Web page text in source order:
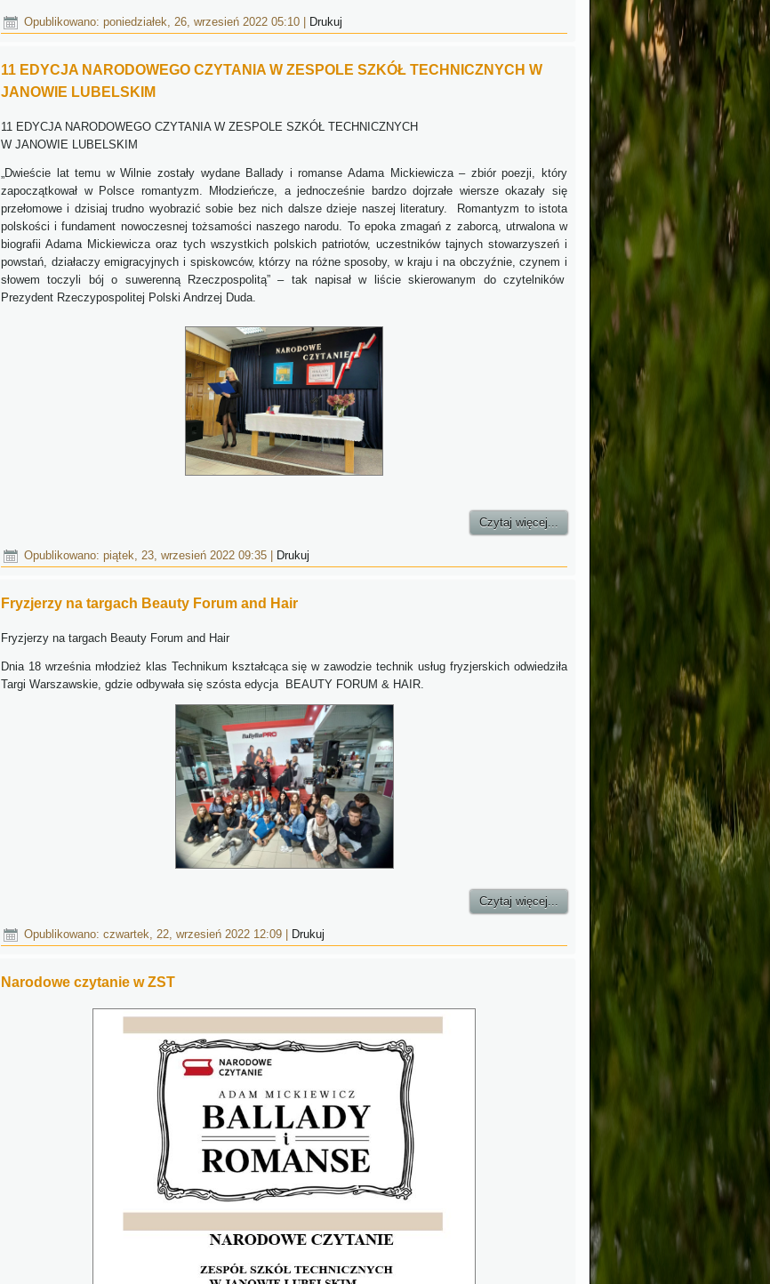
Opublikowano: poniedziałek, 26, wrzesień 2022 05:10 Drukuj
11 EDYCJA NARODOWEGO CZYTANIA W ZESPOLE SZKÓŁ TECHNICZNYCH W
JANOWIE LUBELSKIM
11 EDYCJA NARODOWEGO CZYTANIA W ZESPOLE SZKÓŁ TECHNICZNYCH
W JANOWIE LUBELSKIM
„Dwieście lat temu w Wilnie zostały wydane Ballady i romanse Adama Mickiewicza – zbiór poezji, który
zapoczątkował w Polsce romantyzm. Młodzieńcze, a jednocześnie bardzo dojrzałe wiersze okazały się
przełomowe i dzisiaj trudno wyobrazić sobie bez nich dalsze dzieje naszej literatury. Romantyzm to istota
polskości i fundament nowoczesnej tożsamości naszego narodu. To epoka zmagań z zaborcą, utrwalona w
biografii Adama Mickiewicza oraz tych wszystkich polskich patriotów, uczestników tajnych stowarzyszeń i
powstań, działaczy emigracyjnych i spiskowców, którzy na różne sposoby, w kraju i na obczyźnie, czynem i
słowem toczyli bój o suwerenną Rzeczpospolitą” – tak napisał w liście skierowanym do czytelników
Prezydent Rzeczypospolitej Polski Andrzej Duda.
Czytaj więcej...
Opublikowano: piątek, 23, wrzesień 2022 09:35 Drukuj
Fryzjerzy na targach Beauty Forum and Hair
Fryzjerzy na targach Beauty Forum and Hair
Dnia 18 września młodzież klas Technikum kształcąca się w zawodzie technik usług fryzjerskich odwiedziła
Targi Warszawskie, gdzie odbywała się szósta edycja BEAUTY FORUM & HAIR.
Czytaj więcej...
Opublikowano: czwartek, 22, wrzesień 2022 12:09 Drukuj
Narodowe czytanie w ZST